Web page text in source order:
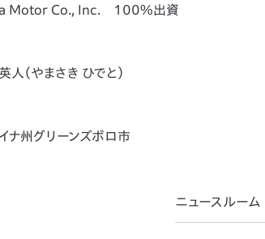
Motor Co., Inc. 100%出資
（やまさき ひでと）
ナ州グリーンズボロ市
ニュースルーム